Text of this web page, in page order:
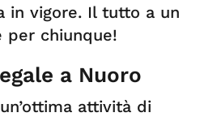
in vigore. Il tutto a un
per chiunque!
a Nuoro
attività di